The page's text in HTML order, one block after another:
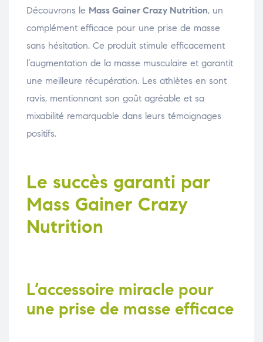
Découvrons le Mass Gainer Crazy Nutrition, un
complément efficace pour une prise de masse
sans hésitation. Ce produit stimule efficacement
l’augmentation de la masse musculaire et garantit
une meilleure récupération. Les athlètes en sont
ravis, mentionnant son goût agréable et sa
mixabilité remarquable dans leurs témoignages
positifs.
Le succès garanti par
Mass Gainer Crazy
Nutrition
L’accessoire miracle pour
une prise de masse efficace